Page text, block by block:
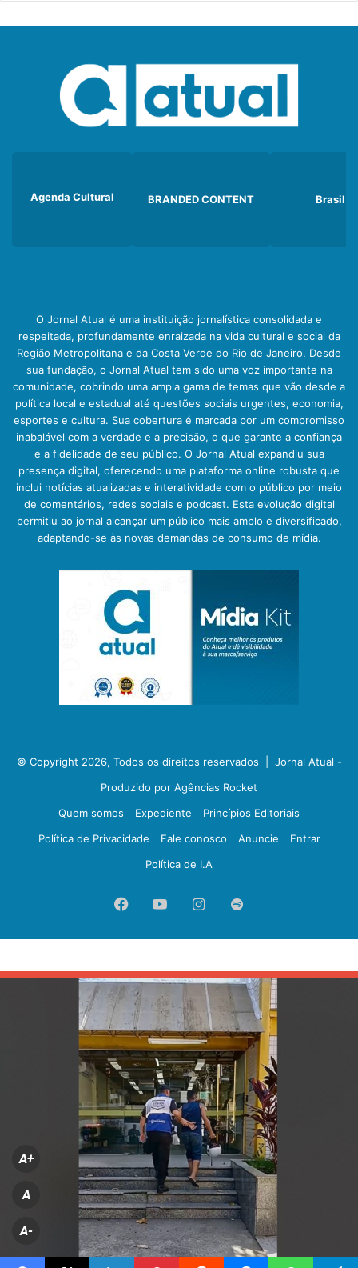
Agenda Cultural BRANDED CONTENT Brasil
O Jornal Atual é uma instituição jornalística consolidada e
respeitada, profundamente enraizada na vida cultural e social da
Região Metropolitana e da Costa Verde do Rio de Janeiro. Desde
sua fundação, o Jornal Atual tem sido uma voz importante na
comunidade, cobrindo uma ampla gama de temas que vão desde a
política local e estadual até questões sociais urgentes, economia,
esportes e cultura. Sua cobertura é marcada por um compromisso
inabalável com a verdade e a precisão, o que garante a confiança
e a fidelidade de seu público. O Jornal Atual expandiu sua
presença digital, oferecendo uma plataforma online robusta que
inclui notícias atualizadas e interatividade com o público por meio
de comentários, redes sociais e podcast. Esta evolução digital
permitiu ao jornal alcançar um público mais amplo e diversificado,
adaptando-se às novas demandas de consumo de mídia.
© Copyright 2026, Todos os direitos reservados | Jornal Atual -
Produzido por Agências Rocket
Quem somos
Expediente
Princípios Editoriais
Política de Privacidade
Fale conosco Anuncie
Entrar
Política de I.A
FacebookYouTubeInstagram
Spotify
A+
A
A-